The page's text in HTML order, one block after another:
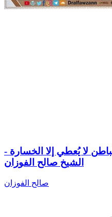
لا يُعطي إلا الخسارة -
الشيخ صالح الفوزان
صالح الفوزان